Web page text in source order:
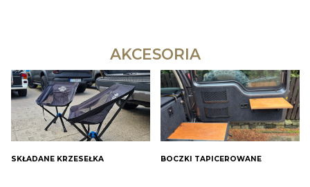
AKCESORIA
SKŁADANE KRZESEŁKA BOCZKI TAPICEROWANE